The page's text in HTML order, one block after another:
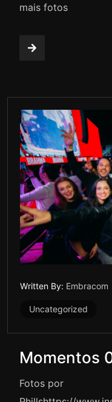
mais fotos
Written By: Embracom
Uncategorized
Momentos
Fotos por